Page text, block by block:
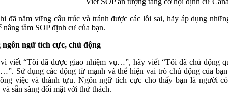
đã nắm vững cấu trúc và tránh được các lỗi sai, hãy áp dụng
nâng tầm SOP định cư của bạn.
ngôn ngữ tích cực, chủ động
viết “Tôi đã được giao nhiệm vụ…”, hãy viết “Tôi đã chủ động
Sử dụng các động từ mạnh và thể hiện vai trò chủ động của
việc và thành tựu. Ngôn ngữ tích cực cho thấy bạn là người
sẵn sàng đối mặt với thử thách.